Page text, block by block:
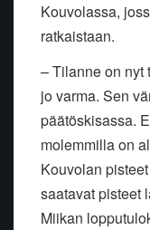
Kouvolassa,
ratkaistaan.
– Tilanne on nyt
jo varma. Sen
päätöskisassa.
molemmilla on
Kouvolan
saatavat pisteet
Miikan